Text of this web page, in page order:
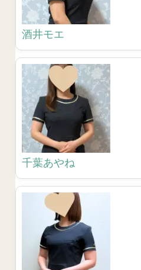
酒井モエ
千葉あやね